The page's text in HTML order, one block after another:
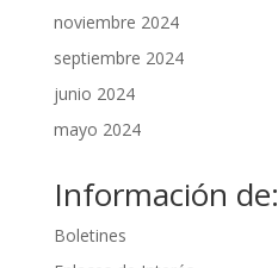
noviembre 2024
septiembre 2024
junio 2024
mayo 2024
Información de:
Boletines